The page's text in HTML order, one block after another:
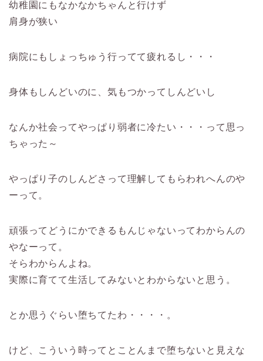
幼稚園にもなかなかちゃんと行けず
肩身が狭い
病院にもしょっちゅう行ってて疲れるし・・・
身体もしんどいのに、気もつかってしんどいし
なんか社会ってやっぱり弱者に冷たい・・・って思っ
ちゃった～
やっぱり子のしんどさって理解してもらわれへんのや
ーって。
頑張ってどうにかできるもんじゃないってわからんの
やなーって。
そらわからんよね。
実際に育てて生活してみないとわからないと思う。
とか思うぐらい堕ちてたわ・・・・。
けど、こういう時ってとことんまで堕ちないと見えな